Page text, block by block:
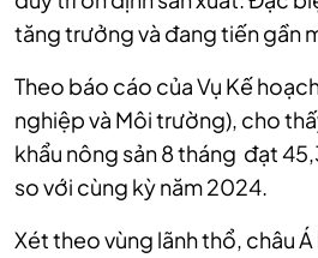
tăng trưởng và đang tiến gần
Theo báo cáo của Vụ Kế
nghiệp và Môi trường), cho
khẩu nông sản 8 tháng đạt
so với cùng kỳ năm 2024.
Xét theo vùng lãnh thổ, châu